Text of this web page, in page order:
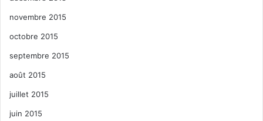
novembre 2015
octobre 2015
septembre 2015
août 2015
juillet 2015
juin 2015